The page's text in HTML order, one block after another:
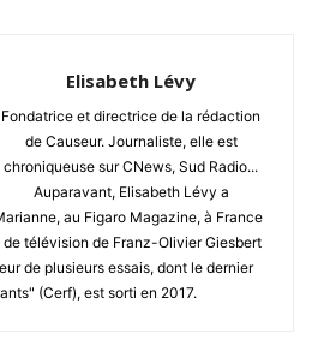
Elisabeth Lévy
Fondatrice et directrice de la rédaction
de Causeur. Journaliste, elle est
chroniqueuse sur CNews, Sud Radio...
Auparavant, Elisabeth Lévy a
au Figaro Magazine, à France
télévision de Franz-Olivier Giesbert
de plusieurs essais, dont le dernier
(Cerf), est sorti en 2017.